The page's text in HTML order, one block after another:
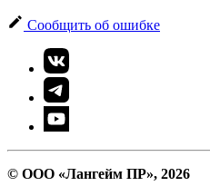
Сообщить об ошибке
© ООО «Лангейм ПР», 2026